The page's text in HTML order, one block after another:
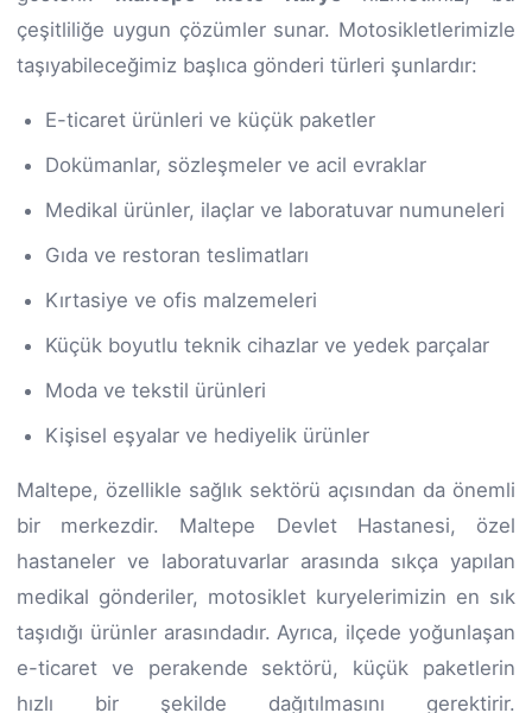
çeşitliliğe uygun çözümler sunar. Motosikletlerimizle
taşıyabileceğimiz başlıca gönderi türleri şunlardır:
E-ticaret ürünleri ve küçük paketler
Dokümanlar, sözleşmeler ve acil evraklar
Medikal ürünler, ilaçlar ve laboratuvar numuneleri
Gıda ve restoran teslimatları
Kırtasiye ve ofis malzemeleri
Küçük boyutlu teknik cihazlar ve yedek parçalar
Moda ve tekstil ürünleri
Kişisel eşyalar ve hediyelik ürünler
Maltepe, özellikle sağlık sektörü açısından da önemli
bir merkezdir. Maltepe Devlet Hastanesi, özel
hastaneler ve laboratuvarlar arasında sıkça yapılan
medikal gönderiler, motosiklet kuryelerimizin en sık
taşıdığı ürünler arasındadır. Ayrıca, ilçede yoğunlaşan
e-ticaret ve perakende sektörü, küçük paketlerin
hızlı bir şekilde dağıtılmasını gerektirir.